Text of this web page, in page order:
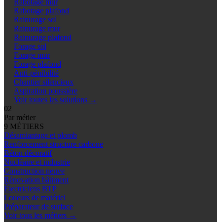
Rabotage mur
Rabotage plafond
Rainurage sol
Rainurage mur
Rainurage plafond
Forage sol
Forage mur
Forage plafond
Anti-pénibilité
Chantier silencieux
Aspiration poussière
Voir toutes les solutions →
02
Par métier
9 MÉTIERS
Désamiantage et plomb
Renforcement structure carbone
Béton décoratif
Nucléaire et industrie
Construction neuve
Rénovation bâtiment
Électriciens BTP
Loueurs de matériel
Préparateur de surface
Voir tous les métiers →